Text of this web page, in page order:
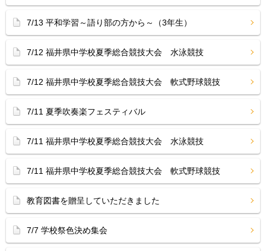
7/13 平和学習～語り部の方から～（3年生）
7/12 福井県中学校夏季総合競技大会 水泳競技
7/12 福井県中学校夏季総合競技大会 軟式野球競技
7/11 夏季吹奏楽フェスティバル
7/11 福井県中学校夏季総合競技大会 水泳競技
7/11 福井県中学校夏季総合競技大会 軟式野球競技
教育図書を贈呈していただきました
7/7 学校祭色決め集会